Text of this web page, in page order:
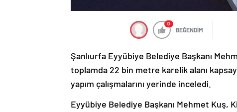
0
BEĞENDİM
Şanlıurfa Eyyübiye Belediye Başkanı
toplamda 22 bin metre karelik alanı
yapım çalışmalarını yerinde inceledi.
Eyyübiye Belediye Başkanı Mehmet Kuş,